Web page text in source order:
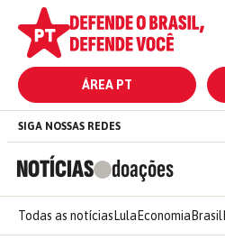
ÁREA PT
NOTÍCIAS doações
SIGA NOSSAS REDES
Todas as notícias Lula Economia Brasil